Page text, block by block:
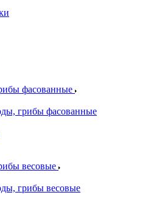
фасованные
грибы фасованные
весовые
грибы весовые